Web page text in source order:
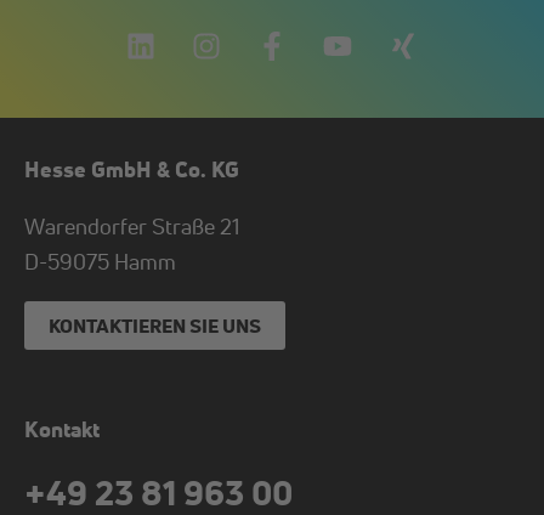
Hesse GmbH & Co. KG
Warendorfer Straße 21
D-59075 Hamm
KONTAKTIEREN SIE UNS
Kontakt
+49 23 81 963 00